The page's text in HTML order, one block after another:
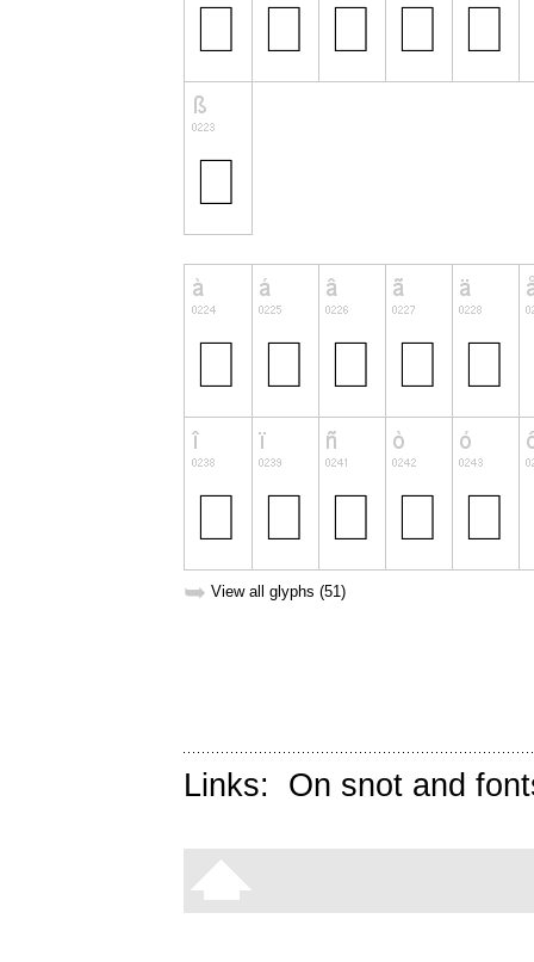
➥ View all glyphs (51)
Links: On snot and